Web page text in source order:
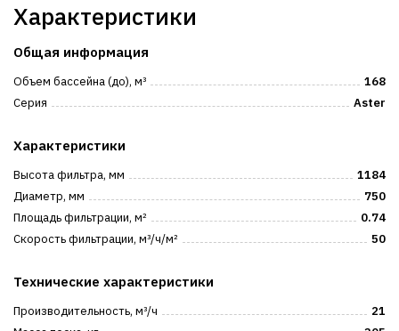
Характеристики
Общая информация
Объем бассейна (до), м³
168
Серия
Aster
Характеристики
Высота фильтра, мм
1184
Диаметр, мм
750
Площадь фильтрации, м²
0.74
Скорость фильтрации, м³/ч/м²
50
Технические характеристики
Производительность, м³/ч
21